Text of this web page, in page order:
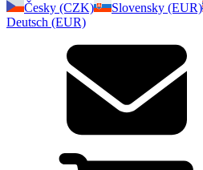
Česky (CZK)
Slovensky (EUR)
Deutsch (EUR)